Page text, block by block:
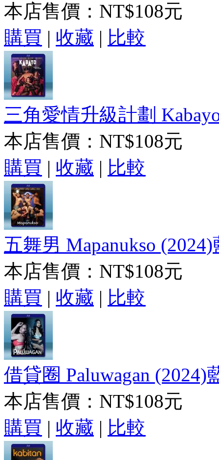
本店售價： NT$108元
購買 | 收藏 | 比較
三角愛情升級計劃
本店售價： NT$108元
購買 | 收藏 | 比較
五舞男 Mapanukso
本店售價： NT$108元
購買 | 收藏 | 比較
借貸圈 Paluwagan (2024)
本店售價： NT$108元
購買 | 收藏 | 比較